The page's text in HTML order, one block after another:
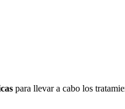
para llevar a cabo los